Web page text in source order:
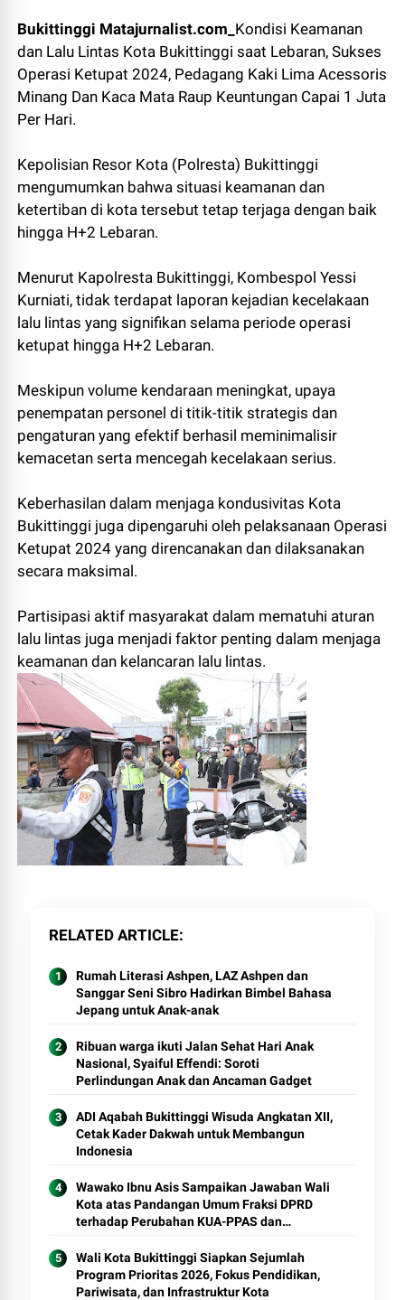
Bukittinggi Matajurnalist.com_ Kondisi Keamanan
dan Lalu Lintas Kota Bukittinggi saat Lebaran, Sukses
Operasi Ketupat 2024, Pedagang Kaki Lima Acessoris
Minang Dan Kaca Mata Raup Keuntungan Capai 1 Juta
Per Hari.
Kepolisian Resor Kota (Polresta) Bukittinggi
mengumumkan bahwa situasi keamanan dan
ketertiban di kota tersebut tetap terjaga dengan baik
hingga H+2 Lebaran.
Menurut Kapolresta Bukittinggi, Kombespol Yessi
Kurniati, tidak terdapat laporan kejadian kecelakaan
lalu lintas yang signifikan selama periode operasi
ketupat hingga H+2 Lebaran.
Meskipun volume kendaraan meningkat, upaya
penempatan personel di titik-titik strategis dan
pengaturan yang efektif berhasil meminimalisir
kemacetan serta mencegah kecelakaan serius.
Keberhasilan dalam menjaga kondusivitas Kota
Bukittinggi juga dipengaruhi oleh pelaksanaan Operasi
Ketupat 2024 yang direncanakan dan dilaksanakan
secara maksimal.
Partisipasi aktif masyarakat dalam mematuhi aturan
lalu lintas juga menjadi faktor penting dalam menjaga
keamanan dan kelancaran lalu lintas.
RELATED ARTICLE
Rumah Literasi Ashpen, LAZ Ashpen dan
Sanggar Seni Sibro Hadirkan Bimbel Bahasa
Jepang untuk Anak-anak
Ribuan warga ikuti Jalan Sehat Hari Anak
Nasional, Syaiful Effendi: Soroti
Perlindungan Anak dan Ancaman Gadget
ADI Aqabah Bukittinggi Wisuda Angkatan XII,
Cetak Kader Dakwah untuk Membangun
Indonesia
Wawako Ibnu Asis Sampaikan Jawaban Wali
Kota atas Pandangan Umum Fraksi DPRD
terhadap Perubahan KUA-PPAS dan
Wali Kota Bukittinggi Siapkan Sejumlah
Program Prioritas 2026, Fokus Pendidikan,
Pariwisata, dan Infrastruktur Kota